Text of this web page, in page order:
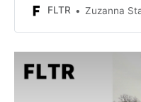
zagrożenia dla firmy lub
FLTR Zuzanna